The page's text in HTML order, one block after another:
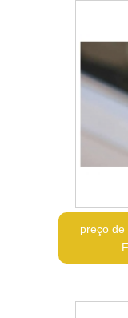
preço de